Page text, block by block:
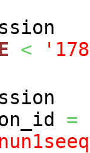
<
=